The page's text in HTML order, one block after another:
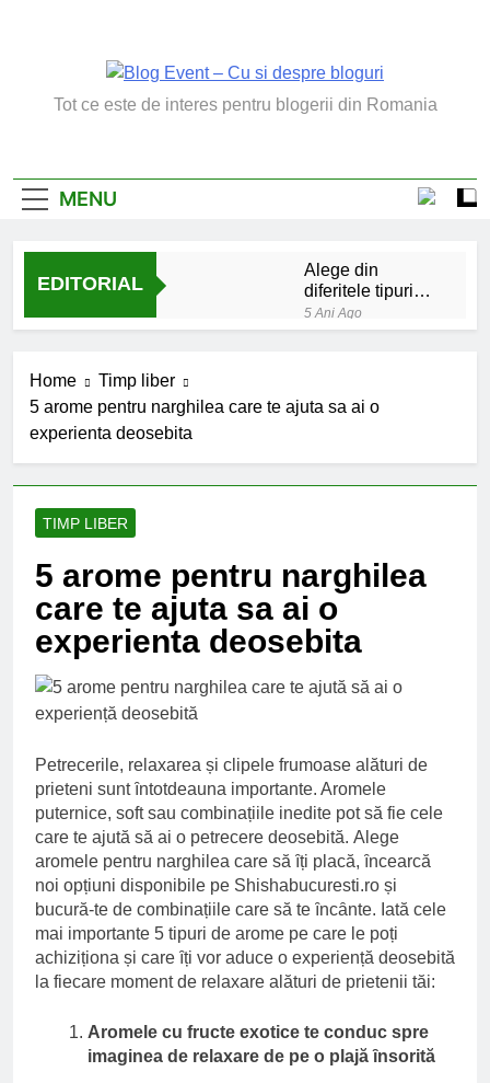
Blog Event – Cu Si
Tot ce este de interes pentru blogerii din Romania
MENU
EDITORIAL
Alege din
diferitele tipuri
de bratara de
argint
5 Ani Ago
Lucruri esentiale
meu
6 Ani Ago
Earthing sau
beneficiile contactului
cu Pamantul
6 Ani Ago
Este posibil sa ne
6 Ani Ago
Home
Timp liber
5 arome pentru narghilea care te ajuta sa ai o
experienta deosebita
TIMP LIBER
5 arome pentru narghilea
care te ajuta sa ai o
experienta deosebita
Petrecerile, relaxarea și clipele frumoase alӑturi de
prieteni sunt ȋntotdeauna importante. Aromele
puternice, soft sau combinațiile inedite pot sӑ fie cele
care te ajutӑ sӑ ai o petrecere deosebitӑ. Alege
aromele pentru narghilea care sӑ ȋți placӑ, ȋncearcӑ
noi opțiuni disponibile pe Shishabucuresti.ro și
bucurӑ-te de combinațiile care sӑ te ȋncȃnte. Iatӑ cele
mai importante 5 tipuri de arome pe care le poți
achiziționa și care ȋți vor aduce o experiențӑ deosebitӑ
la fiecare moment de relaxare alӑturi de prietenii tӑi:
Aromele cu fructe exotice te conduc spre
imaginea de relaxare de pe o plajӑ ȋnsoritӑ